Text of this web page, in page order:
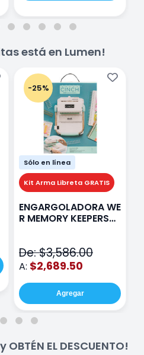
está en Lumen!
-25%
Sólo en línea
Kit Arma Libreta GRATIS
ENGARGOLADORA WE
R MEMORY KEEPERS
De: $3,586.00
A: $2,689.50
Agregar
EL DESCUENTO!